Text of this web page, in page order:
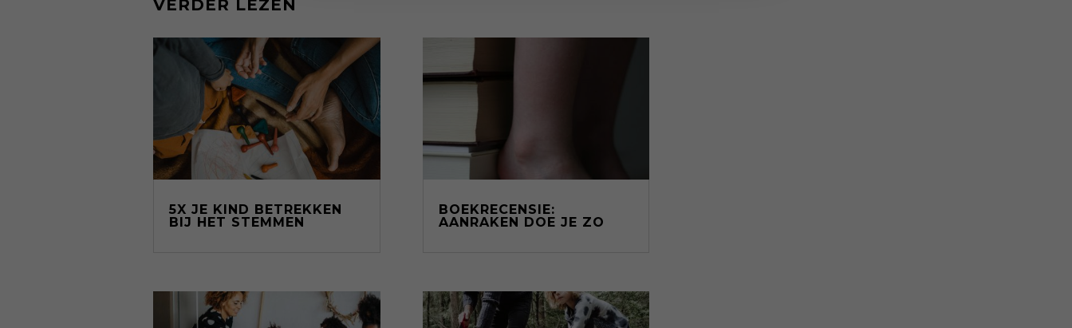
VERDER LEZEN
5X JE KIND BETREKKEN
BIJ HET STEMMEN
BOEKRECENSIE:
AANRAKEN DOE JE ZO